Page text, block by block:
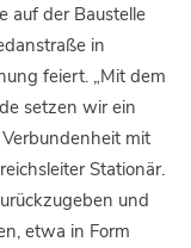
auf der Baustelle
in
feiert. „Mit dem
setzen wir ein
mit
Stationär.
und
etwa in Form